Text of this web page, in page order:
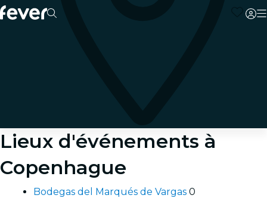
Lieux d'événements à
Copenhague
Bodegas del Marqués de Vargas 0